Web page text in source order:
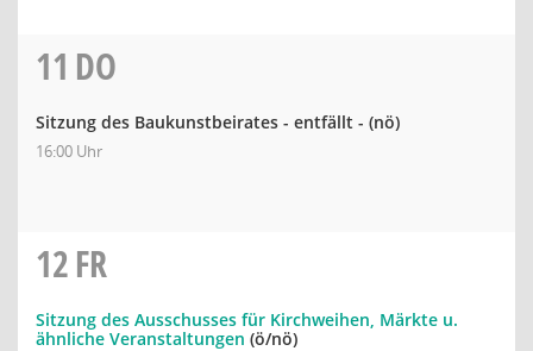
11 DO
Sitzung des Baukunstbeirates - entfällt - (nö)
16:00 Uhr
12FR
Sitzung des Ausschusses für Kirchweihen, Märkte u.
ähnliche Veranstaltungen (ö/nö)